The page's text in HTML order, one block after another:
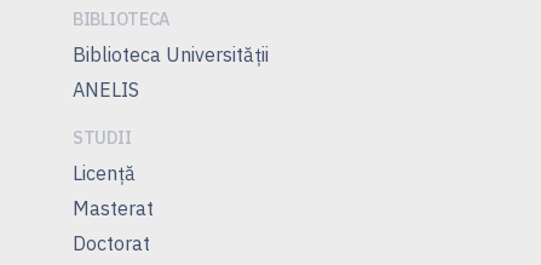
BIBLIOTECA
Biblioteca Universității
ANELIS
STUDII
Licență
Masterat
Doctorat